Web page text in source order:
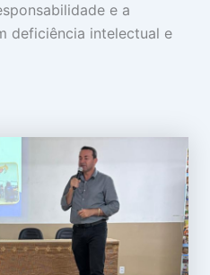
e a
deficiência intelectual e